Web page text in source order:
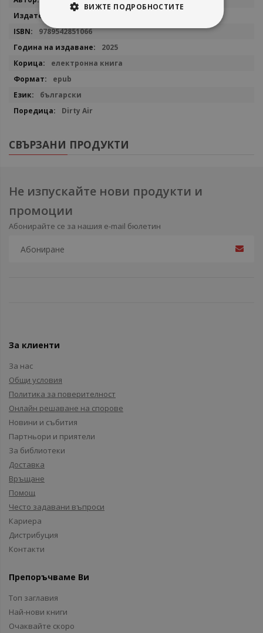
информация
9789542851066
2025
електронна книга
epub
български
Dirty Air
СВЪРЗАНИ ПРОДУКТИ
Не изпускайте нови продукти и
промоции
Абонирайте се за нашия e-mail бюлетин
За клиенти
За нас
Общи условия
Политика за поверителност
Онлайн решаване на спорове
Новини и събития
Партньори и приятели
За библиотеки
Доставка
Връщане
Помощ
Често задавани въпроси
Кариера
Дистрибуция
Контакти
Препоръчваме Ви
Топ заглавия
Най-нови книги
Очаквайте скоро
ВИЖТЕ ПОДРОБНОСТИТЕ